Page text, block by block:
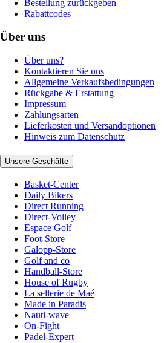
Bestellung zurückgeben
Rabattcodes
Über uns
Über uns?
Kontaktieren Sie uns
Allgemeine Verkaufsbedingungen
Rückgabe & Erstattung
Impressum
Zahlungsarten
Lieferkosten und Versandoptionen
Hinweis zum Datenschutz
Unsere Geschäfte
Basket-Center
Daily Bikers
Direct Running
Direct-Volley
Espace Golf
Foot-Store
Galopp-Store
Golf and co
Handball-Store
House of Rugby
La sellerie de Maé
Made in Paradis
Nauti-wave
On-Fight
Padel-Expert